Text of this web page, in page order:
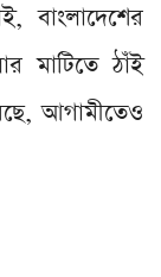
বাংলাদেশের
মাটিতে ঠাঁই
আগামীতেও